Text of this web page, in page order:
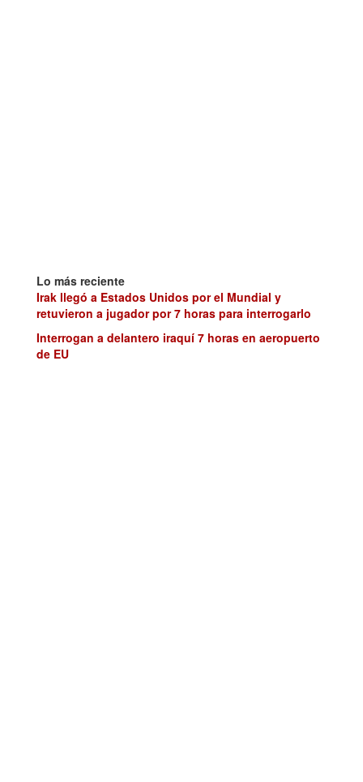
Lo más reciente
Irak llegó a Estados Unidos por el Mundial y
retuvieron a jugador por 7 horas para interrogarlo
Interrogan a delantero iraquí 7 horas en aeropuerto
de EU